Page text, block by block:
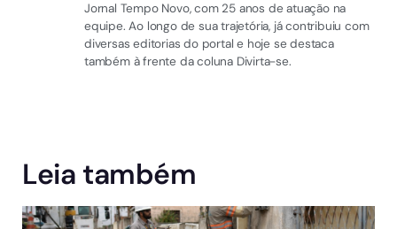
Jornal Tempo Novo, com 25 anos de atuação na
equipe. Ao longo de sua trajetória, já contribuiu com
diversas editorias do portal e hoje se destaca
também à frente da coluna Divirta-se.
Leia também